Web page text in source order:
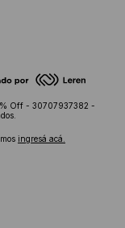
Off - 30707937382 -
ingresá acá.